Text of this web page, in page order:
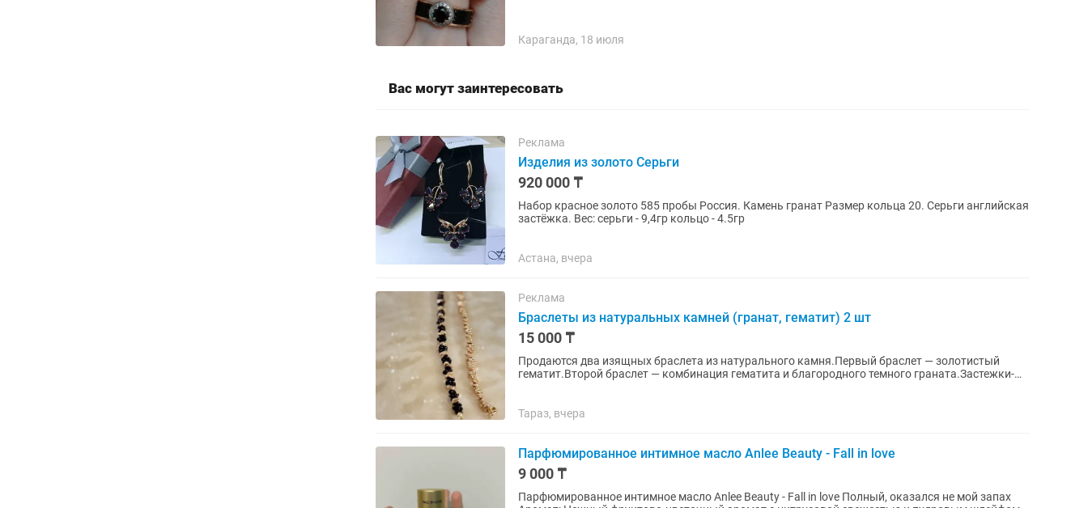
Караганда, 18 июля
Вас могут заинтересовать
Реклама
Изделия из золото Серьги
920 000 ₸
Набор красное золото 585 пробы Россия. Камень гранат Размер кольца 20. Серьги английская
застёжка. Вес: серьги - 9,4гр кольцо - 4.5гр
Астана, вчера
Реклама
Браслеты из натуральных камней (гранат, гематит) 2 шт
15 000 ₸
Продаются два изящных браслета из натурального камня.Первый браслет — золотистый
гематит.Второй браслет — комбинация гематита и благородного темного граната.Застежки-
Тараз, вчера
Парфюмированное интимное масло Anlee Beauty - Fall in love
9 000 ₸
Парфюмированное интимное масло Anlee Beauty - Fall in love Полный, оказался не мой запах